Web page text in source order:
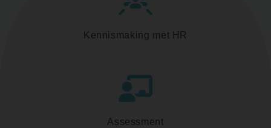
Kennismaking met HR
Assessment